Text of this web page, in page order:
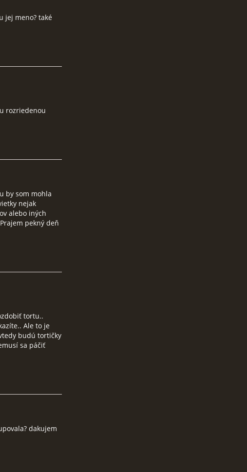
jej meno? také
rozriedenou
by som mohla
nejak
alebo iných
pekný deň
tortu..
Ale to je
budú tortičky
sa páčiť
dakujem